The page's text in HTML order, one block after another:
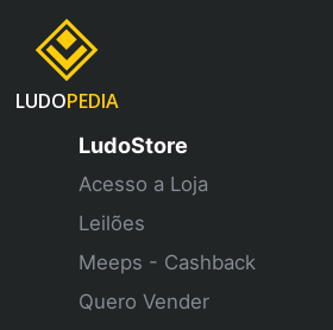
LUDOPEDIA
LudoStore
Acesso a Loja
Leilões
Meeps - Cashback
Quero Vender